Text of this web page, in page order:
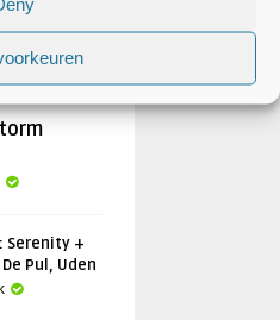
Serenity +
Pul, Uden